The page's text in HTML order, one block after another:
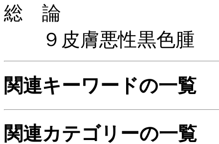
総 論
９皮膚悪性黒色腫
関連キーワードの一覧
関連カテゴリーの一覧